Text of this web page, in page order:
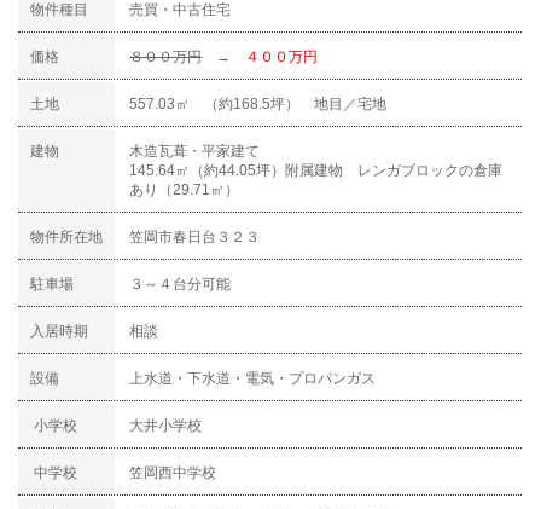
物件種目 売買・中古住宅
価格 ８００万円→ ４００万円
土地 557.03㎡ （約168.5坪） 地目／宅地
建物
木造瓦葺・平家建て
145.64㎡（約44.05坪）附属建物 レンガブロックの倉庫
あり（29.71㎡）
物件所在地 笠岡市春日台３２３
駐車場 ３～４台分可能
入居時期 相談
設備 上水道・下水道・電気・プロパンガス
小学校 大井小学校
中学校 笠岡西中学校